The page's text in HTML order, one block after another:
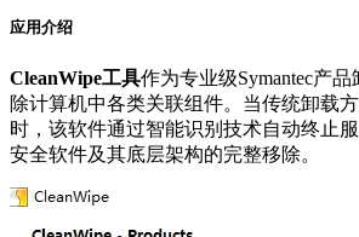
应用介绍
CleanWipe工具作为专业级Symantec产
除计算机中各类关联组件。当传统卸载
时，该软件通过智能识别技术自动终止
安全软件及其底层架构的完整移除。